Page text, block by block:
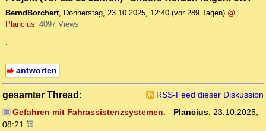
BerndBorchert, Donnerstag, 23.10.2025, 12:40 (vor 289 Tagen) @
Plancius 4097 Views
.
antworten
gesamter Thread:
RSS-Feed dieser Diskussion
Gefahren mit Fahrassistenzsystemen. - Plancius, 23.10.2025,
08:21